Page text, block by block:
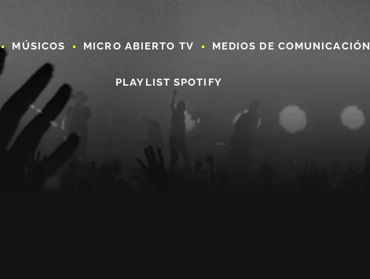
MÚSICOS MICRO ABIERTO TV MEDIOS DE COMUNICACIÓN
PLAYLIST SPOTIFY